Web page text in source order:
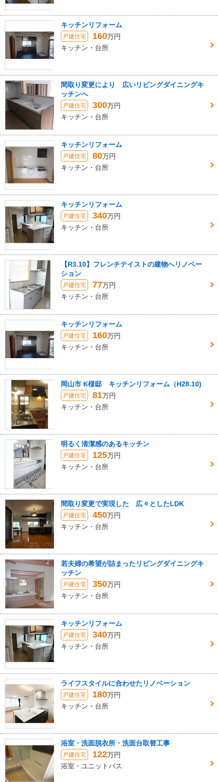
キッチンリフォーム
戸建住宅 160万円
キッチン・台所
間取り変更により 広いリビングダイニングキ
ッチンへ
戸建住宅 300万円
キッチン・台所
キッチンリフォーム
戸建住宅 80万円
キッチン・台所
キッチンリフォーム
戸建住宅 340万円
キッチン・台所
【R3.10】フレンチテイストの建物へリノベー
ション
戸建住宅 77万円
キッチン・台所
キッチンリフォーム
戸建住宅 160万円
キッチン・台所
岡山市 K様邸 キッチンリフォーム（H28.10)
戸建住宅 81万円
キッチン・台所
明るく清潔感のあるキッチン
戸建住宅 125万円
キッチン・台所
間取り変更で実現した 広々としたLDK
戸建住宅 450万円
キッチン・台所
若夫婦の希望が詰まったリビングダイニングキ
ッチン
戸建住宅 350万円
キッチン・台所
キッチンリフォーム
戸建住宅 340万円
キッチン・台所
ライフスタイルに合わせたリノベーション
戸建住宅 180万円
キッチン・台所
浴室・洗面脱衣所・洗面台取替工事
戸建住宅 122万円
浴室・ユニットバス